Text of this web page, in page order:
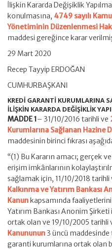
İlişkin Kararda Değişiklik
konulmasına, 4749 sayılı
Yönetiminin Düzenlenmesi
maddesi gereğince karar
29 Mart 2020
Recep Tayyip ERDOĞAN
CUMHURBAŞKANI
KREDİ GARANTİ KURUMLARINA
İLİŞKİN KARARDA DEĞİŞİKLİK
MADDE 1– 31/10/2016 tarihli ve
Kurumlarına Sağlanan Hazine
maddesinin birinci fıkrası
“(1) Bu Kararın amacı; gerçek
erişim imkânlarının
sağlamak için, 11/10/2018 tarihli
Kalkınma ve Yatırım Bankası
Kanunkapsamında
Yatırım Bankası Anonim
ortak olan ve 19/10/2005 tarihli
Kanununun3 üncü maddesinde
garanti kurumlarına ortak olan